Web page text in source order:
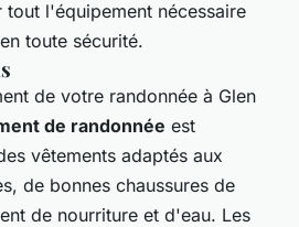
l'équipement nécessaire
toute sécurité.
de votre randonnée à Glen
de randonnée est
vêtements adaptés aux
de bonnes chaussures de
de nourriture et d'eau. Les